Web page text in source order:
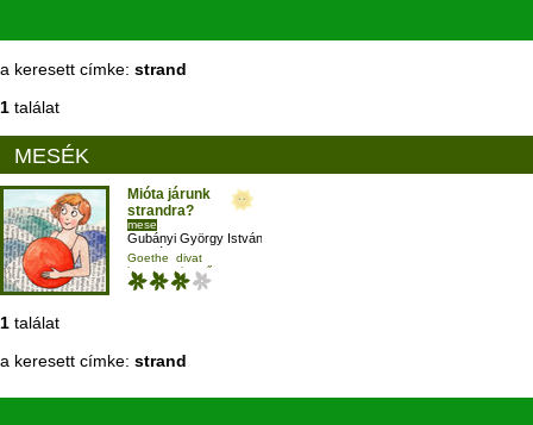
a keresett címke: strand
1 találat
MESÉK
Mióta járunk
strandra?
mese
Gubányi György István
Zachár Panna
Terray Magdolna
Goethe
divat
ismeretterjesztő
negyedikesnek
1 találat
a keresett címke: strand